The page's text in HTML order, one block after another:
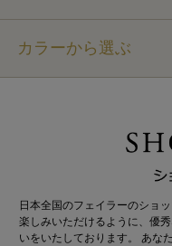
カラーから選ぶ
日本全国のフェイラーのショ
楽しみいただけるように、優
いをいたしております。 あな